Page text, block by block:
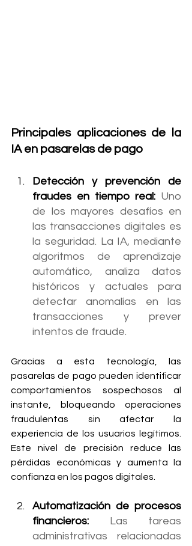
Principales aplicaciones de la
IA en pasarelas de pago
Detección y prevención de
fraudes en tiempo real: Uno
de los mayores desafíos en
las transacciones digitales es
la seguridad. La IA, mediante
algoritmos de aprendizaje
automático, analiza datos
históricos y actuales para
detectar anomalías en las
transacciones y prever
intentos de fraude.
Gracias a esta tecnología, las
pasarelas de pago pueden identificar
comportamientos sospechosos al
instante, bloqueando operaciones
fraudulentas sin afectar la
experiencia de los usuarios legítimos.
Este nivel de precisión reduce las
pérdidas económicas y aumenta la
confianza en los pagos digitales.
Automatización de procesos
financieros: Las tareas
administrativas relacionadas